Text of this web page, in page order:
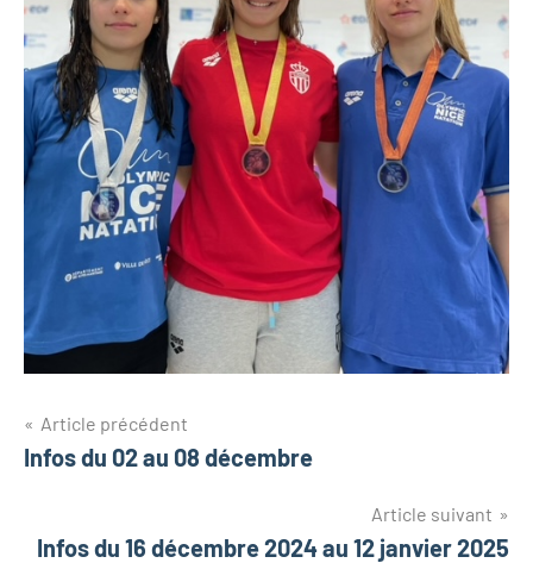
Navigation
de
Article précédent
Infos du 02 au 08 décembre
Article suivant
Infos du 16 décembre 2024 au 12 janvier 2025